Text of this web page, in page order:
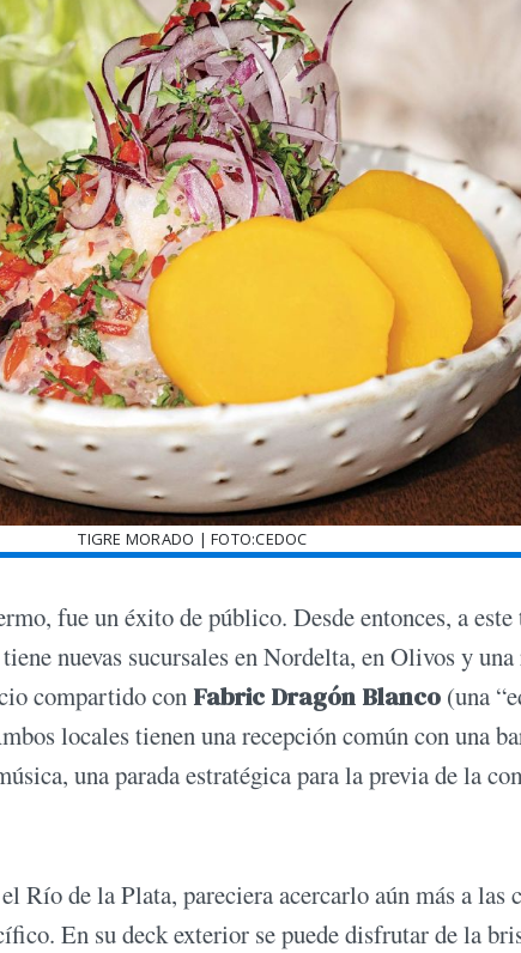
TIGRE MORADO | FOTO:CEDOC
fue un éxito de público. Desde entonces, a
nuevas sucursales en Nordelta, en Olivos y
compartido con Fabric Dragón Blanco (una
locales tienen una recepción común con una
una parada estratégica para la previa de la
Río de la Plata, pareciera acercarlo aún más a las
En su deck exterior se puede disfrutar de la